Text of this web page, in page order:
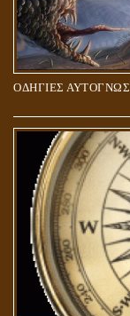
ΟΔΗΓΙΕΣ
5Η ΔΙΑΣΤΑΣΗ ΚΑΙ
ΚΑΤΑΣΤΑΣΕΙΣ